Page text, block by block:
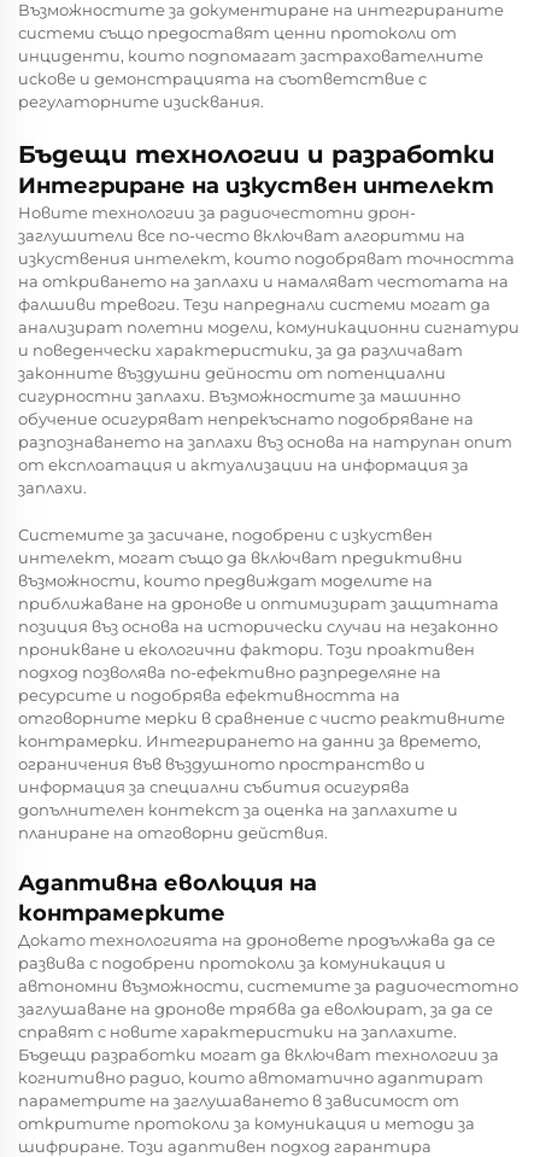
Възможностите за документиране на интегрираните
системи също предоставят ценни протоколи от
инциденти, които подпомагат застрахователните
искове и демонстрацията на съответствие с
регулаторните изисквания.
Бъдещи технологии и разработки
Интегриране на изкуствен интелект
Новите технологии за радиочестотни дрон-
заглушители все по-често включват алгоритми на
изкуствения интелект, които подобряват точността
на откриването на заплахи и намаляват честотата на
фалшиви тревоги. Тези напреднали системи могат да
анализират полетни модели, комуникационни сигнатури
и поведенчески характеристики, за да различават
законните въздушни дейности от потенциални
сигурностни заплахи. Възможностите за машинно
обучение осигуряват непрекъснато подобряване на
разпознаването на заплахи въз основа на натрупан опит
от експлоатация и актуализации на информация за
заплахи.
Системите за засичане, подобрени с изкуствен
интелект, могат също да включват предиктивни
възможности, които предвиждат моделите на
приближаване на дронове и оптимизират защитната
позиция въз основа на исторически случаи на незаконно
проникване и екологични фактори. Този проактивен
подход позволява по-ефективно разпределяне на
ресурсите и подобрява ефективността на
отговорните мерки в сравнение с чисто реактивните
контрамерки. Интегрирането на данни за времето,
ограничения във въздушното пространство и
информация за специални събития осигурява
допълнителен контекст за оценка на заплахите и
планиране на отговорни действия.
Адаптивна еволюция на
контрамерките
Докато технологията на дроновете продължава да се
развива с подобрени протоколи за комуникация и
автономни възможности, системите за радиочестотно
заглушаване на дронове трябва да еволюират, за да се
справят с новите характеристики на заплахите.
Бъдещи разработки могат да включват технологии за
когнитивно радио, които автоматично адаптират
параметрите на заглушаването в зависимост от
откритите протоколи за комуникация и методи за
шифриране. Този адаптивен подход гарантира